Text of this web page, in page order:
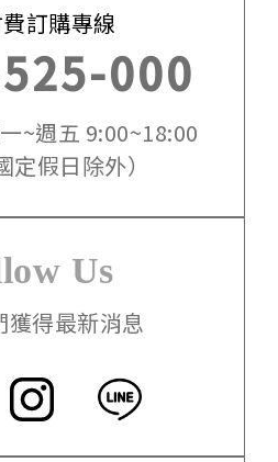
訂購專線
000
~週五 9:00~18:00
定假日除外）
Us
獲得最新消息